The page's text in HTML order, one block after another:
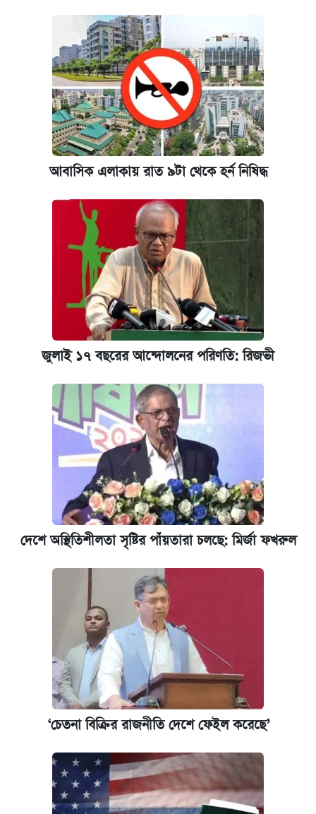
আবেদন শুরু
আবাসিক এলাকায় রাত ৯টা থেকে হর্ন নিষিদ্ধ
জুলাই ১৭ বছরের আন্দোলনের পরিণতি: রিজভী
দেশে অস্থিতিশীলতা সৃষ্টির পাঁয়তারা চলছে: মির্জা ফখরুল
‘চেতনা বিক্রির রাজনীতি দেশে ফেইল করেছে’